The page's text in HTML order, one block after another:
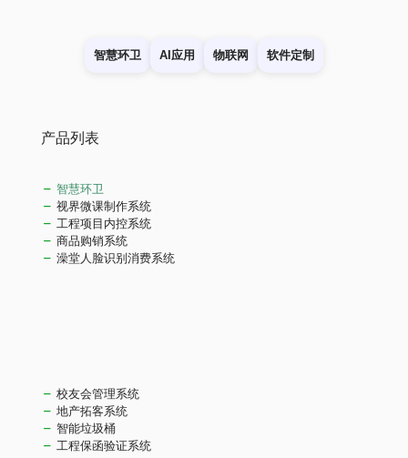
智慧环卫 AI应用 物联网 软件定制
产品列表
智慧环卫
视界微课制作系统
工程项目内控系统
商品购销系统
澡堂人脸识别消费系统
校友会管理系统
地产拓客系统
智能垃圾桶
工程保函验证系统